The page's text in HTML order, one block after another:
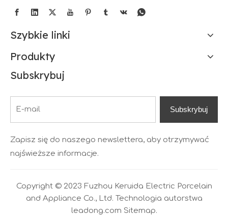
Szybkie linki
Produkty
Subskrybuj
Subskrybuj
Zapisz się do naszego newslettera, aby otrzymywać
najświeższe informacje.
Copyright © 2023 Fuzhou Keruida Electric Porcelain
and Appliance Co., Ltd. Technologia autorstwa
leadong.com Sitemap.